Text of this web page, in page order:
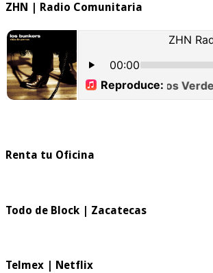
ZHN | Radio Comunitaria
Renta tu Oficina
Todo de Block | Zacatecas
Telmex | Netflix